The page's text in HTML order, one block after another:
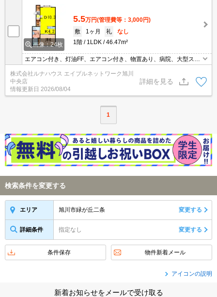
画像：24枚
5.5万円(管理費等：3,000円)
敷
1ヶ月 礼
なし
1階
1LDK 46.47m²
エアコン付き、灯油FF、エアコン付き、物置あり、病院、大型スー
パー近し(^^♪
株式会社ルナハウス エイブルネットワーク旭川
中央店
情報更新日 2026/08/04
詳細を見る
1
検索条件を変更する
エリア 旭川市緑が丘二条 変更する
詳細条件 指定なし 変更する
条件保存 物件新着メール
アイコンの説明
新着お知らせをメールで受け取る